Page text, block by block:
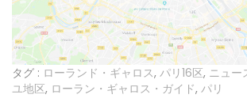
タグ : ローランド・ギャロス, パリ16区, ニュー
ユ地区, ローラン・ギャロス・ガイド, パリ